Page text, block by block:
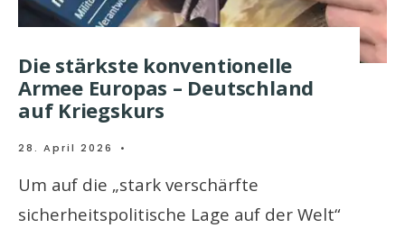
Die stärkste konventionelle
Armee Europas – Deutschland
auf Kriegskurs
28. April 2026 •
Um auf die „stark verschärfte
sicherheitspolitische Lage auf der Welt“